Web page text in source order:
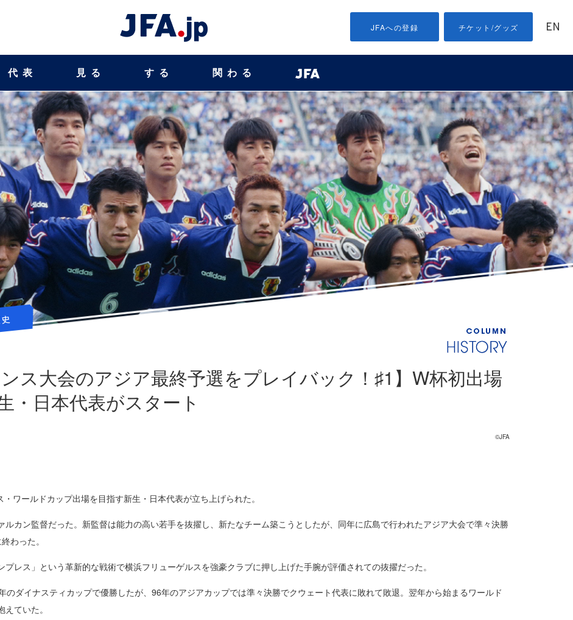
JFAへの登録 チケット/グッズ EN
代表 見る する 関わる
ンス大会のアジア最終予選をプレイバック！♯1】W杯初出場
・日本代表がスタート
©JFA
ワールドカップ出場を目指す新生・日本代表が立ち上げられた。
カン監督だった。新監督は能力の高い若手を抜擢し、新たなチーム築こうとしたが、同年に広島で行われたアジア大会で準々決勝
わった。
レス」という革新的な戦術で横浜フリューゲルスを強豪クラブに押し上げた手腕が評価されての抜擢だった。
のダイナスティカップで優勝したが、96年のアジアカップでは準々決勝でクウェート代表に敗れて敗退。翌年から始まるワールド
ていた。